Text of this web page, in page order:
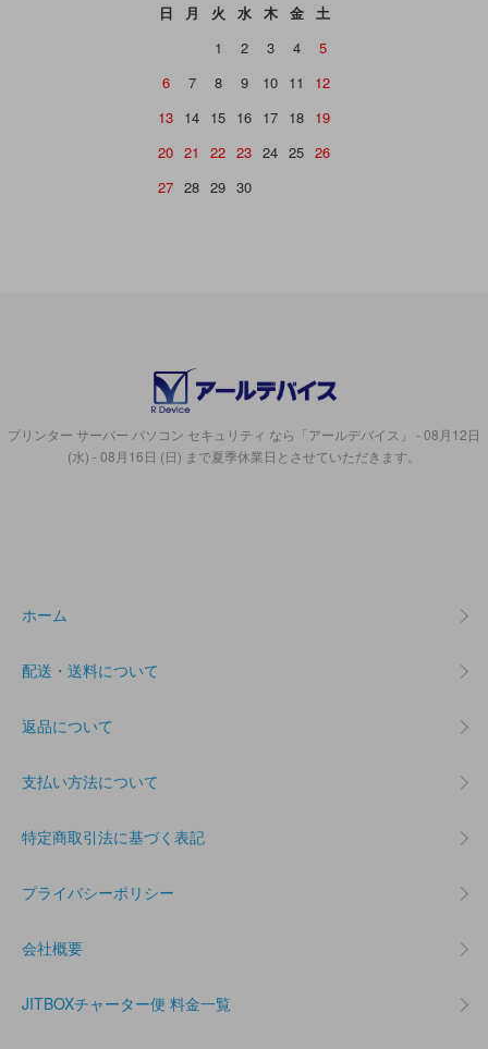
日 月 火 水 木 金
土
1
2 3 4
5
6
7 8 9 10 11
12
13 14 15 16 17 18 19
20 21 22 23 24 25 26
27 28 29 30
プリンター サーバー パソコン セキュリティ なら「アールデバイス」 - 08月12日
(水) - 08月16日 (日) まで夏季休業日とさせていただきます。
ホーム
配送・送料について
返品について
支払い方法について
特定商取引法に基づく表記
プライバシーポリシー
会社概要
JITBOXチャーター便 料金一覧